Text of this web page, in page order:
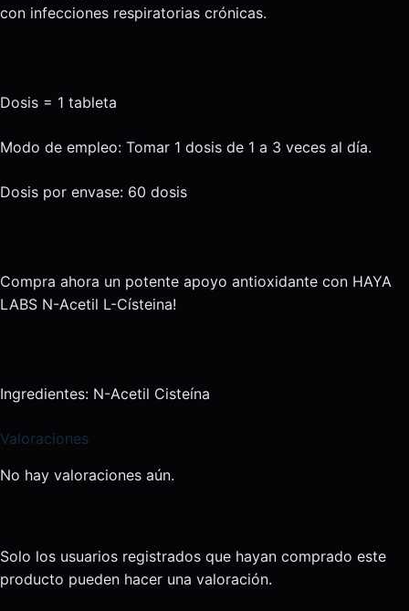
con infecciones respiratorias crónicas.
Dosis = 1 tableta
Modo de empleo: Tomar 1 dosis de 1 a 3 veces al día.
Dosis por envase: 60 dosis
Compra ahora un potente apoyo antioxidante con HAYA
LABS N-Acetil L-Císteina!
Ingredientes: N-Acetil Cisteína
Valoraciones
No hay valoraciones aún.
Solo los usuarios registrados que hayan comprado este
producto pueden hacer una valoración.